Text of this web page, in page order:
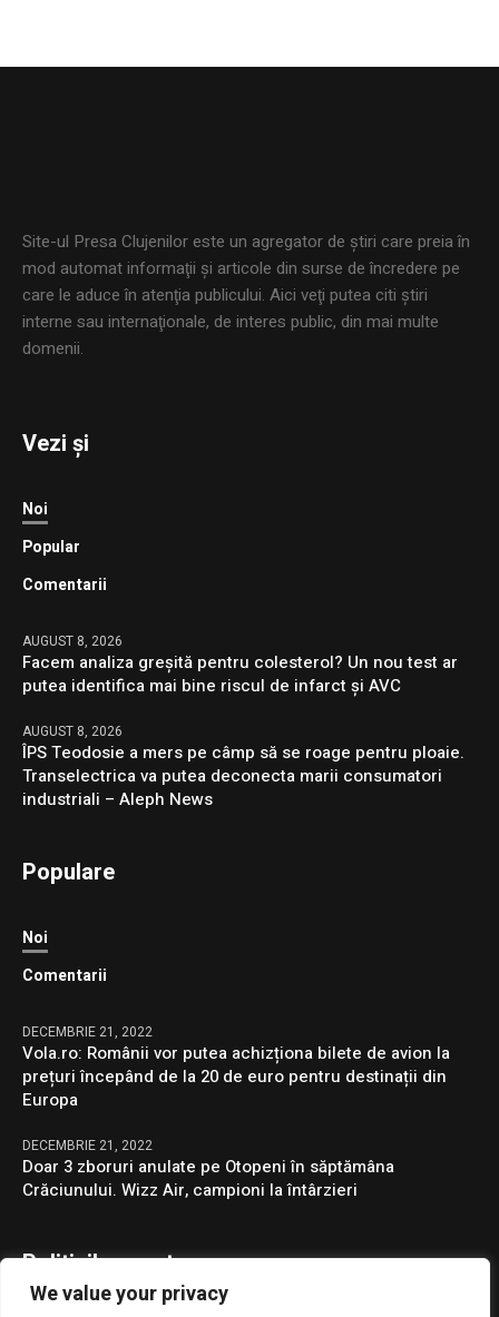
We value your privacy
Site-ul Presa Clujenilor este un agregator de ştiri care preia în
mod automat informaţii şi articole din surse de încredere pe
care le aduce în atenţia publicului. Aici veţi putea citi ştiri
interne sau internaţionale, de interes public, din mai multe
domenii.
Vezi și
Noi
Popular
Comentarii
AUGUST 8, 2026
Facem analiza greșită pentru colesterol? Un nou test ar
putea identifica mai bine riscul de infarct și AVC
AUGUST 8, 2026
ÎPS Teodosie a mers pe câmp să se roage pentru ploaie.
Transelectrica va putea deconecta marii consumatori
industriali – Aleph News
Populare
Noi
Comentarii
DECEMBRIE 21, 2022
Vola.ro: Românii vor putea achizționa bilete de avion la
prețuri începând de la 20 de euro pentru destinații din
Europa
DECEMBRIE 21, 2022
Doar 3 zboruri anulate pe Otopeni în săptămâna
Crăciunului. Wizz Air, campioni la întârzieri
Politicile noastre